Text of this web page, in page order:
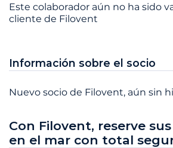
Este colaborador aún no ha sido
cliente de Filovent
Información sobre el socio
Nuevo socio de Filovent, aún sin
Con Filovent, reserve
en el mar con total